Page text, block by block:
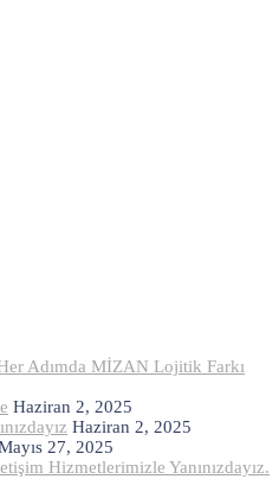
Adımda MİZAN Lojitik Farkı
Haziran 2, 2025
Haziran 2, 2025
27, 2025
Hizmetlerimizle Yanınızdayız.